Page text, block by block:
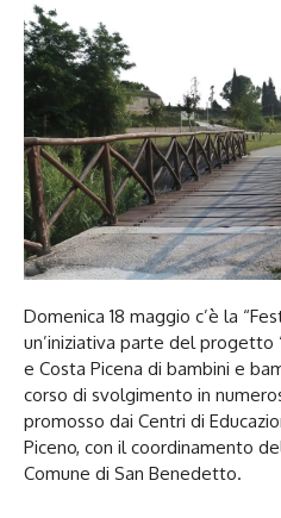
Domenica 18 maggio c’è la
un’iniziativa parte del
e Costa Picena di bambini e
corso di svolgimento in
promosso dai Centri di
Piceno, con il coordinamento
Comune di San Benedetto.